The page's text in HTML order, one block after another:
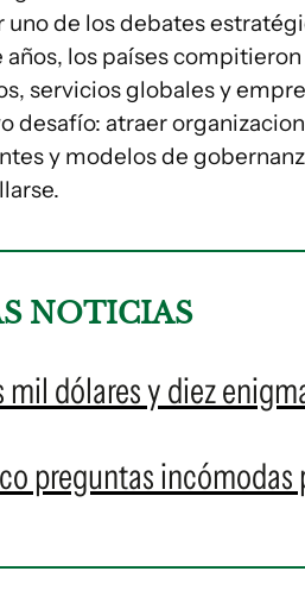
uno de los debates
años, los países
servicios globales y
desafío: atraer
y modelos de
NOTICIAS
mil dólares y diez
preguntas incómodas